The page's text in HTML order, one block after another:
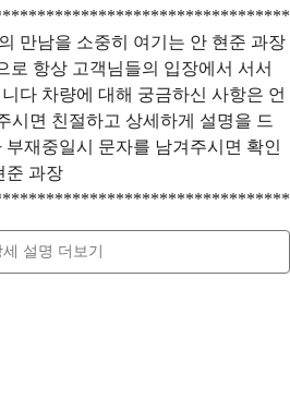
만남을 소중히 여기는 안 현준 과장
로 항상 고객님들의 입장에서 서서
다 차량에 대해 궁금하신 사항은 언
시면 친절하고 상세하게 설명을 드
재중일시 문자를 남겨주시면 확인
준 과장
세 설명 더보기